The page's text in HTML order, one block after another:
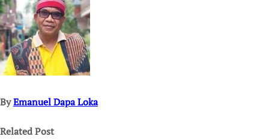
ByEmanuel Dapa Loka
Related Post